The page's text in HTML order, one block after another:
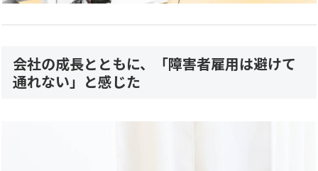
会社の成長とともに、「障害者雇用は避けて
通れない」と感じた